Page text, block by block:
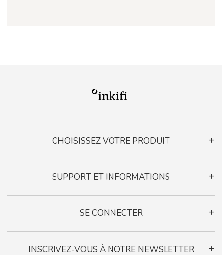
CHOISISSEZ VOTRE PRODUIT
Cadre Photo Cœur
Cadre Multi-Photos
Le Livre Photo Légende
SUPPORT ET INFORMATIONS
Confidentialité
Vie privée
SE CONNECTER
INSCRIVEZ-VOUS À NOTRE NEWSLETTER